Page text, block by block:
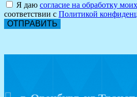
Я даю согласие на обработку
соответствии с Политикой
ОТПРАВИТЬ